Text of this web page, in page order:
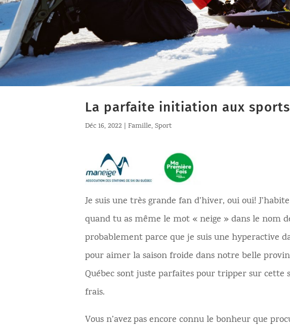
La parfaite initiation aux
Déc 16, 2022 Famille,Sport
Je suis une très grande fan d’hiver, oui oui!
quand tu as même le mot « neige » dans le nom
probablement parce que je suis une hyperactive
pour aimer la saison froide dans notre belle
Québec sont juste parfaites pour tripper sur cette
frais.
Vous n’avez pas encore connu le bonheur que